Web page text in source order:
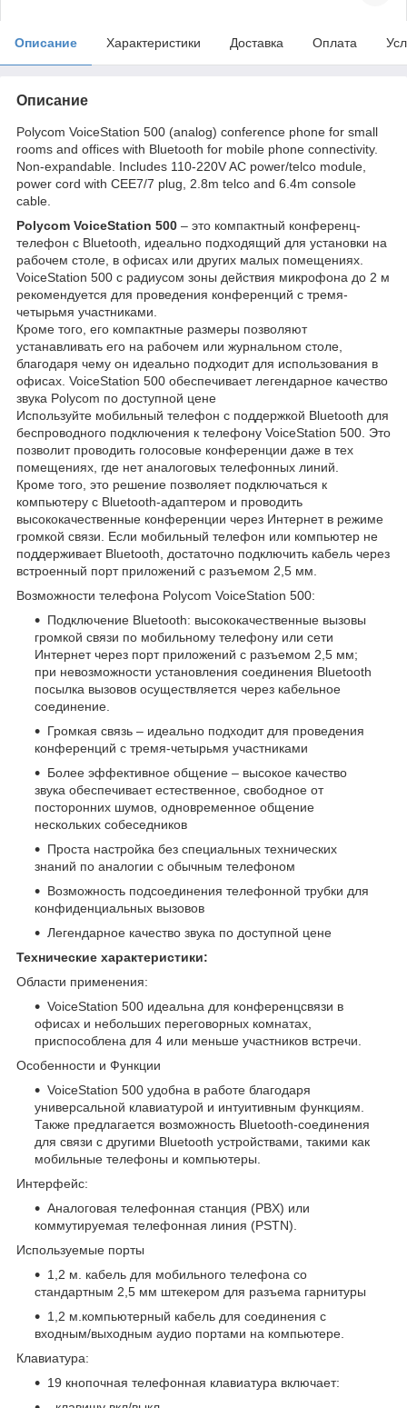
Описание Характеристики Доставка Оплата
Описание
Polycom VoiceStation 500 (analog) conference phone for small
rooms and offices with Bluetooth for mobile phone connectivity.
Non-expandable. Includes 110-220V AC power/telco module,
power cord with CEE7/7 plug, 2.8m telco and 6.4m console
cable.
Polycom VoiceStation 500 – это компактный конференц-
телефон с Bluetooth, идеально подходящий для установки на
рабочем столе, в офисах или других малых помещениях.
VoiceStation 500 с радиусом зоны действия микрофона до 2 м
рекомендуется для проведения конференций с тремя-
четырьмя участниками.
Кроме того, его компактные размеры позволяют
устанавливать его на рабочем или журнальном столе,
благодаря чему он идеально подходит для использования в
офисах. VoiceStation 500 обеспечивает легендарное качество
звука Polycom по доступной цене
Используйте мобильный телефон с поддержкой Bluetooth для
беспроводного подключения к телефону VoiceStation 500. Это
позволит проводить голосовые конференции даже в тех
помещениях, где нет аналоговых телефонных линий.
Кроме того, это решение позволяет подключаться к
компьютеру с Bluetooth-адаптером и проводить
высококачественные конференции через Интернет в режиме
громкой связи. Если мобильный телефон или компьютер не
поддерживает Bluetooth, достаточно подключить кабель через
встроенный порт приложений с разъемом 2,5 мм.
Возможности телефона Polycom VoiceStation 500:
Подключение Bluetooth: высококачественные вызовы
громкой связи по мобильному телефону или сети
Интернет через порт приложений с разъемом 2,5 мм;
при невозможности установления соединения Bluetooth
посылка вызовов осуществляется через кабельное
соединение.
Громкая связь – идеально подходит для проведения
конференций с тремя-четырьмя участниками
Более эффективное общение – высокое качество
звука обеспечивает естественное, свободное от
посторонних шумов, одновременное общение
нескольких собеседников
Проста настройка без специальных технических
знаний по аналогии с обычным телефоном
Возможность подсоединения телефонной трубки для
конфиденциальных вызовов
Легендарное качество звука по доступной цене
Технические характеристики:
Области применения:
VoiceStation 500 идеальна для конференцсвязи в
офисах и небольших переговорных комнатах,
приспособлена для 4 или меньше участников встречи.
Особенности и Функции
VoiceStation 500 удобна в работе благодаря
универсальной клавиатурой и интуитивным функциям.
Также предлагается возможность Bluetooth-соединения
для связи с другими Bluetooth устройствами, такими как
мобильные телефоны и компьютеры.
Интерфейс:
Аналоговая телефонная станция (PBX) или
коммутируемая телефонная линия (PSTN).
Используемые порты
1,2 м. кабель для мобильного телефона со
стандартным 2,5 мм штекером для разъема гарнитуры
1,2 м.компьютерный кабель для соединения с
входным/выходным аудио портами на компьютере.
Клавиатура:
19 кнопочная телефонная клавиатура включает: